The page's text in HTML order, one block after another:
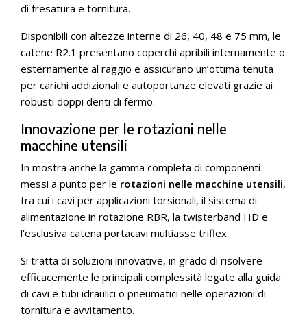
di fresatura e tornitura.
Disponibili con altezze interne di 26, 40, 48 e 75 mm, le
catene R2.1 presentano coperchi apribili internamente o
esternamente al raggio e assicurano un’ottima tenuta
per carichi addizionali e autoportanze elevati grazie ai
robusti doppi denti di fermo.
Innovazione per le rotazioni nelle
macchine utensili
In mostra anche la gamma completa di componenti
messi a punto per le rotazioni nelle macchine utensili,
tra cui i cavi per applicazioni torsionali, il sistema di
alimentazione in rotazione RBR, la twisterband HD e
l’esclusiva catena portacavi multiasse triflex.
Si tratta di soluzioni innovative, in grado di risolvere
efficacemente le principali complessità legate alla guida
di cavi e tubi idraulici o pneumatici nelle operazioni di
tornitura e avvitamento.